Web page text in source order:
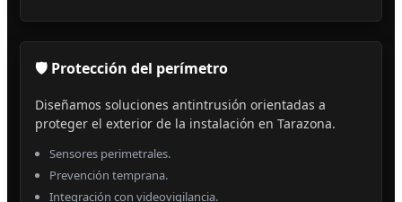
🛡️ Protección del perímetro
Diseñamos soluciones antintrusión orientadas a
proteger el exterior de la instalación en Tarazona.
Sensores perimetrales.
Prevención temprana.
Integración con videovigilancia.